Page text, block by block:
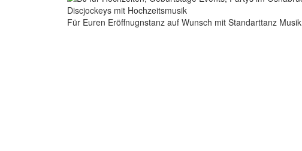
Discjockeys mit Hochzeitsmusik
Für Euren Eröffnugnstanz auf Wunsch mit Standarttanz Musik